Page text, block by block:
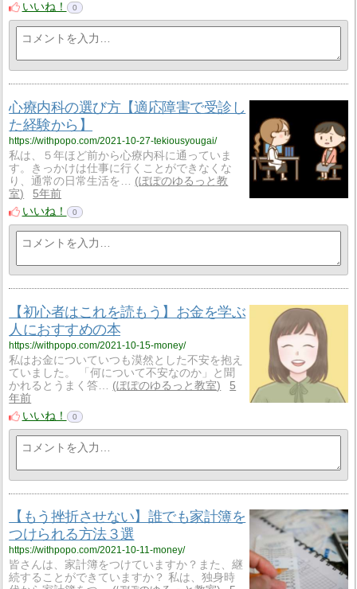
いいね！
0
心療内科の選び方【適応障害で受診し
た経験から】
https://withpopo.com/2021-10-27-tekiousyougai/
私は、５年ほど前から心療内科に通っていま
す。きっかけは仕事に行くことができなくな
り、通常の日常生活を…
ぽぽのゆるっと教
室
5年前
いいね！
0
【初心者はこれを読もう】お金を学ぶ
人におすすめの本
https://withpopo.com/2021-10-15-money/
私はお金についていつも漠然とした不安を抱え
ていました。 「何について不安なのか」と聞
かれるとうまく答…
ぽぽのゆるっと教室
5
年前
いいね！
0
【もう挫折させない】誰でも家計簿を
つけられる方法３選
https://withpopo.com/2021-10-11-money/
皆さんは、家計簿をつけていますか？また、継
続することができていますか？ 私は、独身時